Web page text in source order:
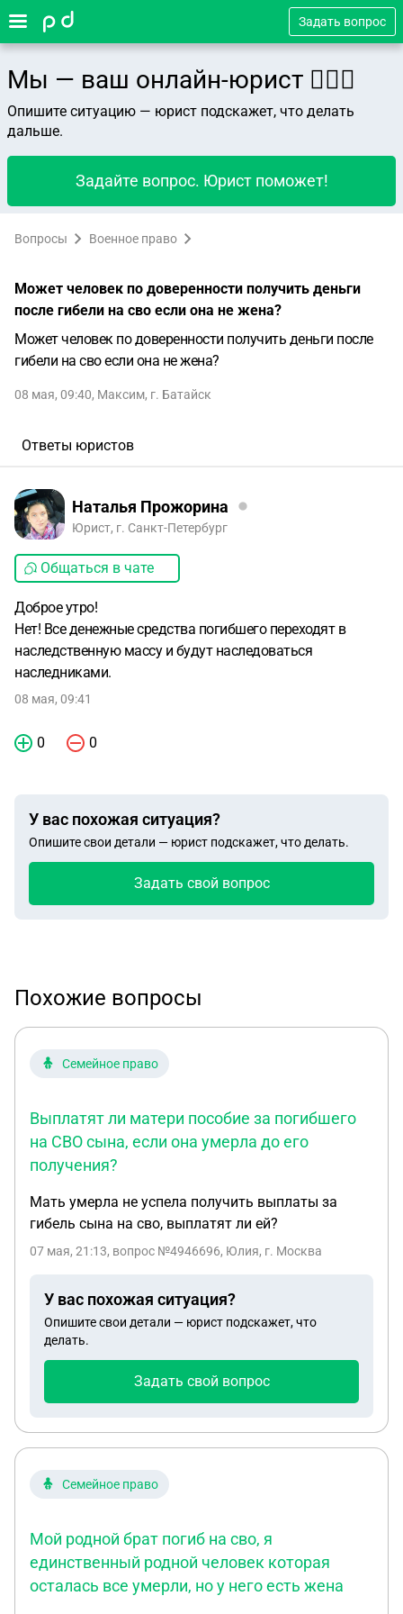
Задать вопрос
Мы — ваш онлайн-юрист 👨🏻‍⚖️
Опишите ситуацию — юрист подскажет, что делать
дальше.
Задайте вопрос. Юрист поможет!
Вопросы Военное право
Может человек по доверенности получить деньги
после гибели на сво если она не жена?
Может человек по доверенности получить деньги после
гибели на сво если она не жена?
08 мая, 09:40, Максим, г. Батайск
Ответы юристов
Наталья Прожорина
Юрист, г. Санкт-Петербург
Общаться в чате
Доброе утро!
Нет! Все денежные средства погибшего переходят в
наследственную массу и будут наследоваться
наследниками.
08 мая, 09:41
0 0
У вас похожая ситуация?
Опишите свои детали — юрист подскажет, что делать.
Задать свой вопрос
Похожие вопросы
Семейное право
Выплатят ли матери пособие за погибшего
на СВО сына, если она умерла до его
получения?
Мать умерла не успела получить выплаты за
гибель сына на сво, выплатят ли ей?
07 мая, 21:13, вопрос №4946696, Юлия, г. Москва
У вас похожая ситуация?
Опишите свои детали — юрист подскажет, что
делать.
Задать свой вопрос
Семейное право
Мой родной брат погиб на сво, я
единственный родной человек которая
осталась все умерли, но у него есть жена